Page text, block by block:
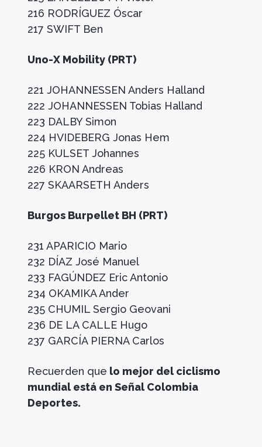
216 RODRÍGUEZ Óscar
217 SWIFT Ben
Uno-X Mobility (PRT)
221 JOHANNESSEN Anders Halland
222 JOHANNESSEN Tobias Halland
223 DALBY Simon
224 HVIDEBERG Jonas Hem
225 KULSET Johannes
226 KRON Andreas
227 SKAARSETH Anders
Burgos Burpellet BH (PRT)
231 APARICIO Mario
232 DÍAZ José Manuel
233 FAGÚNDEZ Eric Antonio
234 OKAMIKA Ander
235 CHUMIL Sergio Geovani
236 DE LA CALLE Hugo
237 GARCÍA PIERNA Carlos
Recuerden que lo mejor del ciclismo
mundial está en Señal Colombia
Deportes.